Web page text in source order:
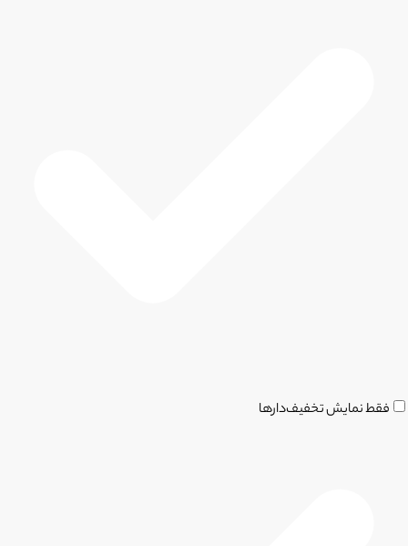
فقط نمایش تخفیف‌دارها